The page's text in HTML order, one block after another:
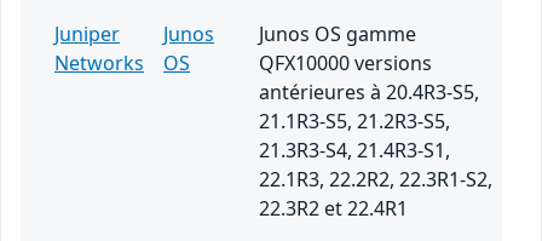
Juniper
Networks
Junos
OS
Junos OS gamme
QFX10000 versions
antérieures à 20.4R3-S5,
21.1R3-S5, 21.2R3-S5,
21.3R3-S4, 21.4R3-S1,
22.1R3, 22.2R2, 22.3R1-S2,
22.3R2 et 22.4R1